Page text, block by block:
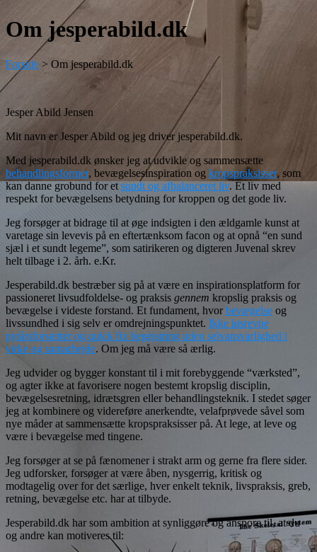
Om jesperabild.dk
Forside > Om jesperabild.dk
Jesper Abild Jensen
Mit navn er Jesper Abild og jeg driver jesperabild.dk.
Med jesperabild.dk ønsker jeg at udvikle og sammensætte
behandlingsformer, bevægelsesinspiration og kropspraksisser, som
kan danne grobund for et sundt og afbalanceret liv. Et liv med
respekt for bevægelsens betydning for kroppen og det gode liv.
Jeg forsøger at bidrage til at øge indsigten i den ældgamle kunst at
varetage sin levevis på en eftertænksom facon og at opnå “en sund
sjæl i et sundt legeme”, som satirikeren og digteren Juvenal skrev
helt tilbage i 2. årh. e.Kr.
Jesperabild.dk bestræber sig på at være en inspirationsplatform for
passioneret livsudfoldelse- og praksis gennem kropslig praksis og
bevægelse i videste forstand. Et fundament, hvorbevægelse og
livssundhed i sig selv er omdrejningspunktet. Ikke løsrevne
nytårsforsætter og quick fix begejstring uden selvansvarlighed i
virke og samarbejde. Om jeg må være så ærlig.
Jeg udvider og bygger konstant til i mit forebyggende “værksted”,
og agter ikke at favorisere nogen bestemt kropslig disciplin,
bevægelsesretning, idrætsgren eller behandlingsteknik. I stedet søger
jeg at kombinere og videreføre anerkendte, velafprøvede såvel som
nye måder at sammensætte kropspraksisser på. At lege, at leve og
være i bevægelse med tingene.
Jeg forsøger at se på fænomener i strakt arm og gerne fra flere sider.
Jeg udforsker, forsøger at være åben, nysgerrig, kritisk og
modtagelig over for det særlige, hver enkelt teknik, livspraksis, greb,
retning, bevægelse etc. har at tilbyde.
Jesperabild.dk har som ambition at synliggøre og anspore til, at du
og andre kan motiveres til: